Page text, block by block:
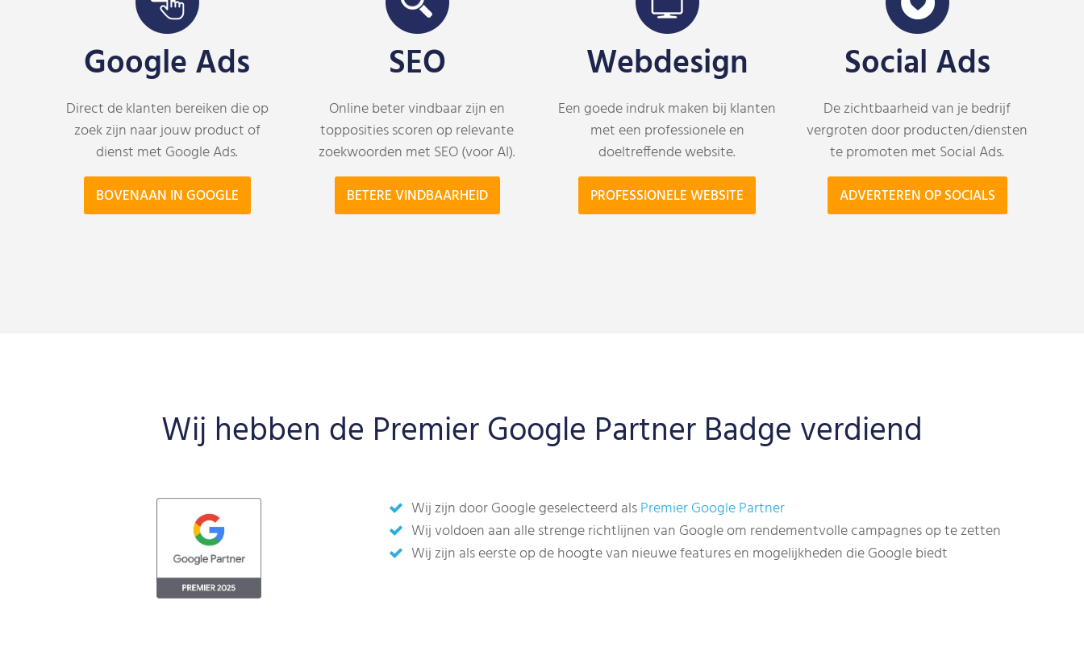
Google Ads
Direct de klanten bereiken die op
zoek zijn naar jouw product of
dienst met Google Ads.
BOVENAAN IN GOOGLE
SEO
Online beter vindbaar zijn en
topposities scoren op relevante
zoekwoorden met SEO (voor AI).
BETERE VINDBAARHEID
Webdesign
Een goede indruk maken bij klanten
met een professionele en
doeltreffende website.
PROFESSIONELE WEBSITE
Social Ads
De zichtbaarheid van je bedrijf
vergroten door producten/diensten
te promoten met Social Ads.
ADVERTEREN OP SOCIALS
Wij hebben de Premier Google Partner Badge verdiend
Wij zijn door Google geselecteerd alsPremier Google Partner
Wij voldoen aan alle strenge richtlijnen van Google om rendementvolle campagnes op te zetten
Wij zijn als eerste op de hoogte van nieuwe features en mogelijkheden die Google biedt